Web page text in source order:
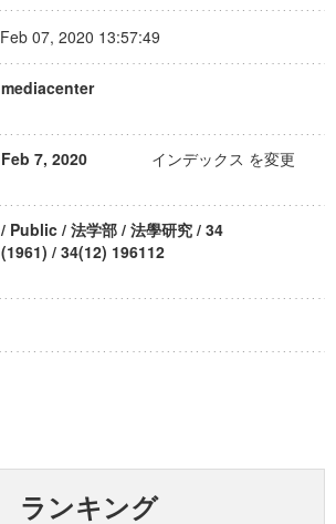
Feb 07, 2020 13:57:49
mediacenter
Feb 7, 2020 インデックス を変更
/ Public / 法学部 / 法學研究 / 34
(1961) / 34(12) 196112
ランキング